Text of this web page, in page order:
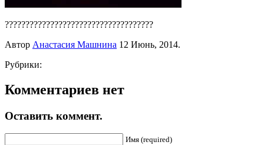
????????????????????????????????????
Автор Анастасия Машнина 12 Июнь, 2014.
Рубрики:
Комментариев нет
Оставить коммент.
Имя (required)